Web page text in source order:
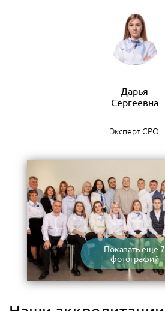
Дарья
Сергеевна
Эксперт СРО
Показать еще 7
фотографий